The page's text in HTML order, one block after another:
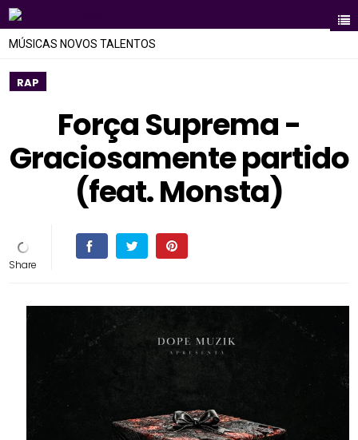
MÚSICAS NOVOS TALENTOS
RAP
Força Suprema -
Graciosamente partido
(feat. Monsta)